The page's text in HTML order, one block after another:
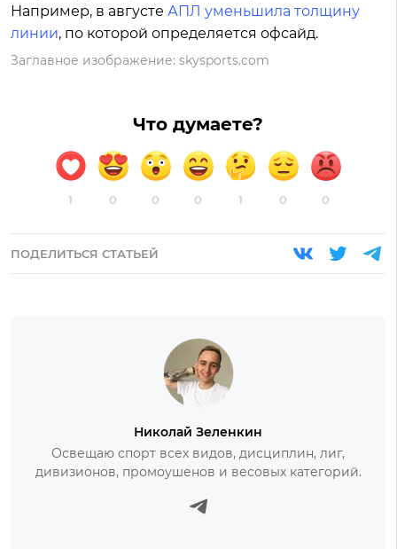
Например, в августе АПЛ уменьшила толщину
линии, по которой определяется офсайд.
Заглавное изображение: skysports.com
Что думаете?
1 0 0 0 1 0 0
ПОДЕЛИТЬСЯ СТАТЬЕЙ
Николай Зеленкин
Освещаю спорт всех видов, дисциплин, лиг,
дивизионов, промоушенов и весовых категорий.